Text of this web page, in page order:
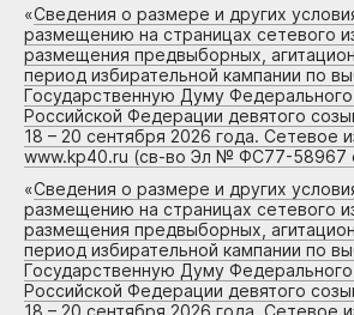
«Сведения о размере и других
размещению на страницах сетевого
размещения предвыборных,
период избирательной кампании по
Государственную Думу
Российской Федерации девятого
18 – 20 сентября 2026 года. Сетевое
www.kp40.ru (св-во Эл № ФС77-58967
«Сведения о размере и других
размещению на страницах сетевого
размещения предвыборных,
период избирательной кампании по
Государственную Думу
Российской Федерации девятого
18 – 20 сентября 2026 года. Сетевое